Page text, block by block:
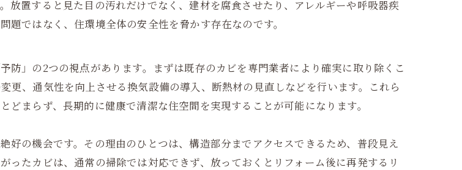
放置すると見た目の汚れだけでなく、建材を腐食させたり、アレルギーや呼吸器疾
ではなく、住環境全体の安全性を脅かす存在なのです。
防」の2つの視点があります。まずは既存のカビを専門業者により確実に取り除くこ
更、通気性を向上させる換気設備の導入、断熱材の見直しなどを行います。これら
まらず、長期的に健康で清潔な住空間を実現することが可能になります。
好の機会です。その理由のひとつは、構造部分までアクセスできるため、普段見え
たカビは、通常の掃除では対応できず、放っておくとリフォーム後に再発するリ